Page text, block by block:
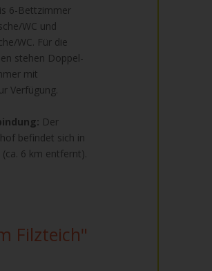
6-Bettzimmer
WC und
WC. Für die
stehen Doppel-
mit
Verfügung.
Der
befindet sich in
6 km entfernt).
Filzteich"